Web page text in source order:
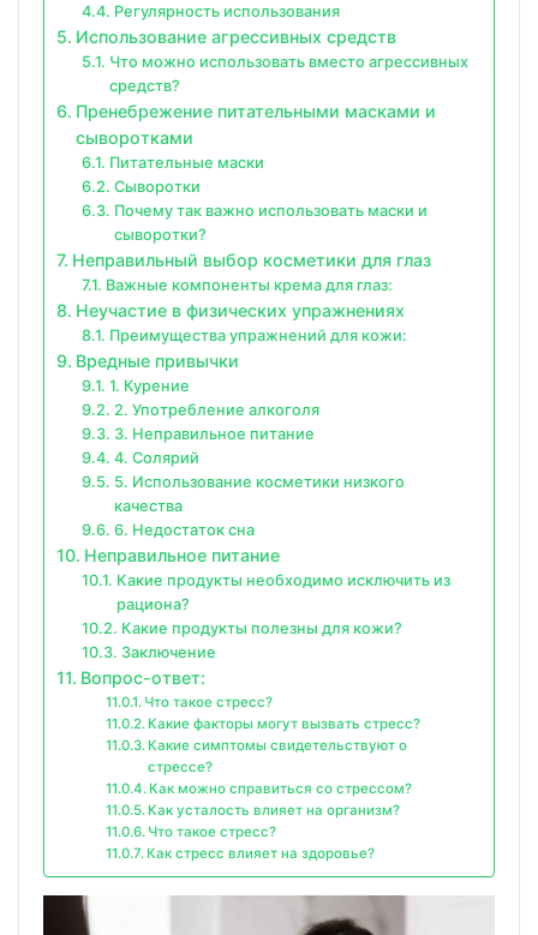
Регулярность использования
Использование агрессивных средств
Что можно использовать вместо агрессивных
средств?
Пренебрежение питательными масками и
сыворотками
Питательные маски
Сыворотки
Почему так важно использовать маски и
сыворотки?
Неправильный выбор косметики для глаз
Важные компоненты крема для глаз:
Неучастие в физических упражнениях
Преимущества упражнений для кожи:
Вредные привычки
1. Курение
2. Употребление алкоголя
3. Неправильное питание
4. Солярий
5. Использование косметики низкого
качества
6. Недостаток сна
Неправильное питание
Какие продукты необходимо исключить из
рациона?
Какие продукты полезны для кожи?
Заключение
Вопрос-ответ:
Что такое стресс?
Какие факторы могут вызвать стресс?
Какие симптомы свидетельствуют о
стрессе?
Как можно справиться со стрессом?
Как усталость влияет на организм?
Что такое стресс?
Как стресс влияет на здоровье?